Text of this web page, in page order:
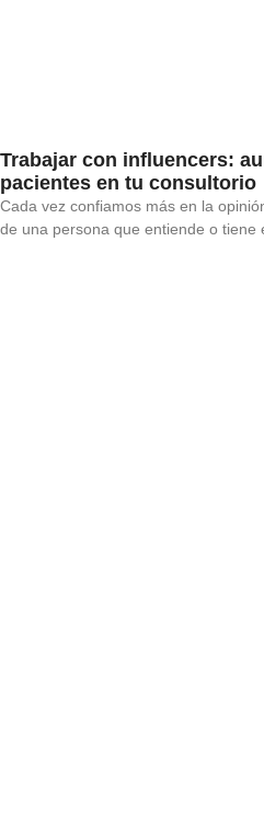
Trabajar con influencers:
pacientes en tu consultorio
Cada vez confiamos más en la
de una persona que entiende o tiene